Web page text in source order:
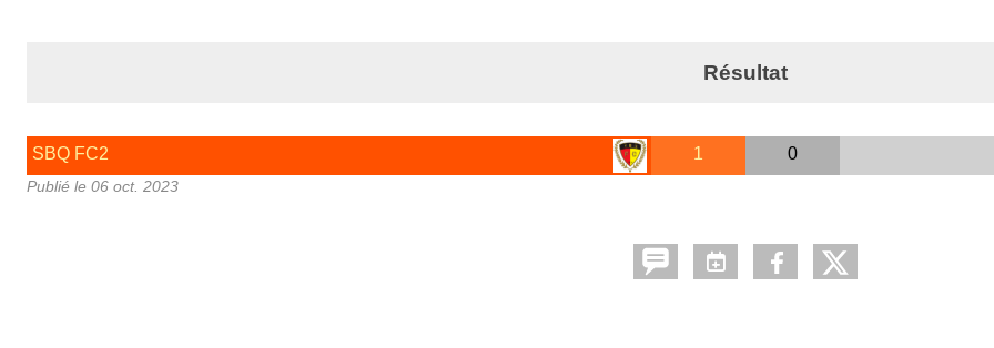
Résultat
SBQ FC2 1 0
Publié le 06 oct. 2023